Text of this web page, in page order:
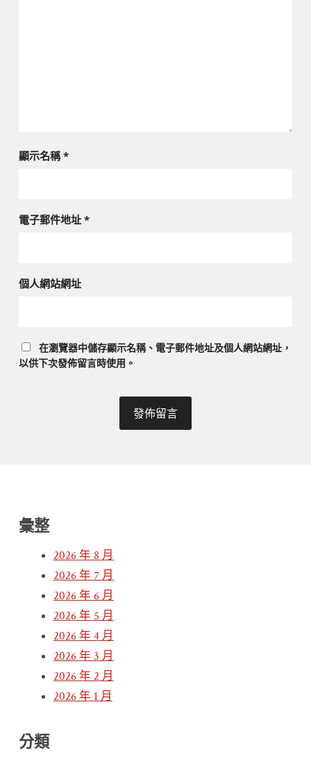
顯示名稱*
電子郵件地址 *
個人網站網址
在瀏覽器中儲存顯示名稱、電子郵件地址及個人網站網址，
以供下次發佈留言時使用。
彙整
2026 年 8 月
2026 年 7 月
2026 年 6 月
2026 年 5 月
2026 年 4 月
2026 年 3 月
2026 年 2 月
2026 年 1 月
分類